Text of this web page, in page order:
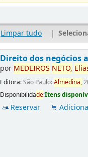
Limpar tudo |
Direito dos negócios
por MEDEIROS NETO,
Editora:São Paulo:Almedina,
Disponibilidade:Itens
Reservar